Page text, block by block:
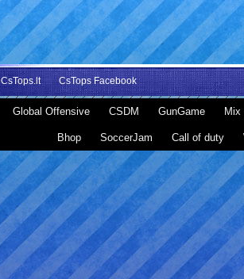
CsTops.lt CsTops Facebook
Global Offensive CSDM GunGame Mix
Bhop SoccerJam Call of duty